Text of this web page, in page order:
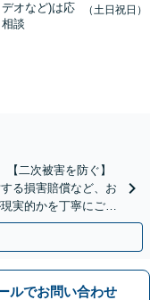
デオなど)は応
相談
（土日祝日）
【二次被害を防ぐ】
る損害賠償など、お
実的かを丁寧にご説
します。
ルでお問い合わせ